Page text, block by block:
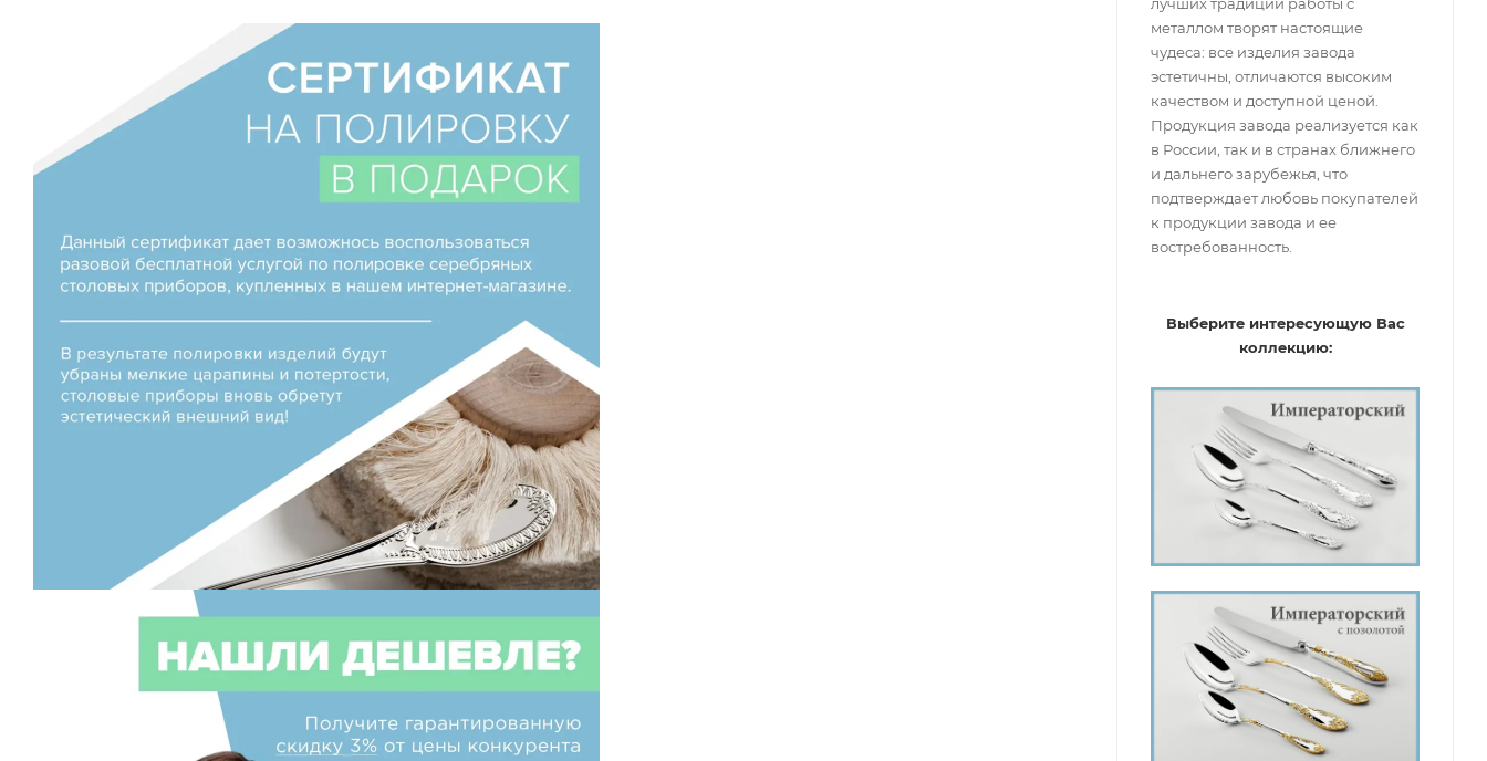
металлом творят настоящие
чудеса: все изделия завода
эстетичны, отличаются высоким
качеством и доступной ценой.
Продукция завода реализуется как
в России, так и в странах ближнего
и дальнего зарубежья, что
подтверждает любовь покупателей
к продукции завода и ее
востребованность.
Выберите интересующую Вас
коллекцию: